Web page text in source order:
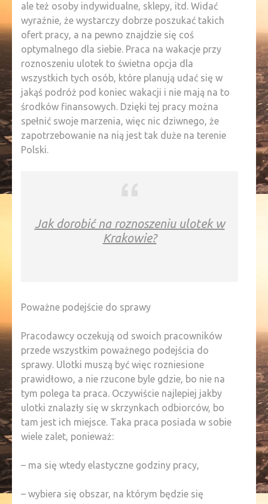
ale też osoby indywidualne, sklepy, itd. Widać
wyraźnie, że wystarczy dobrze poszukać takich
ofert pracy, a na pewno znajdzie się coś
optymalnego dla siebie. Praca na wakacje przy
roznoszeniu ulotek to świetna opcja dla
wszystkich tych osób, które planują udać się w
jakąś podróż pod koniec wakacji i nie mają na to
środków finansowych. Dzięki tej pracy można
spełnić swoje marzenia, więc nic dziwnego, że
zapotrzebowanie na nią jest tak duże na terenie
Polski.
Jak dorobić na roznoszeniu ulotek w
Krakowie?
Poważne podejście do sprawy
Pracodawcy oczekują od swoich pracowników
przede wszystkim poważnego podejścia do
sprawy. Ulotki muszą być więc rozniesione
prawidłowo, a nie rzucone byle gdzie, bo nie na
tym polega ta praca. Oczywiście najlepiej jakby
ulotki znalazły się w skrzynkach odbiorców, bo
tam jest ich miejsce. Taka praca posiada w sobie
wiele zalet, ponieważ:
– ma się wtedy elastyczne godziny pracy,
– wybiera się obszar, na którym będzie się